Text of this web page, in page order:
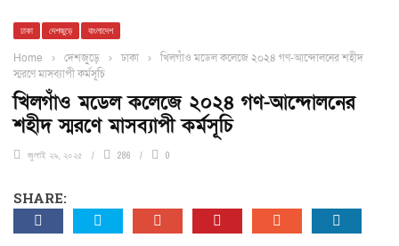
ঢাকা দেশজুড়ে বাংলাদেশ
Home › দেশজুড়ে › ঢাকা ›
খিলগাঁও মডেল কলেজে ২০২৪ গণ-আন্দোলনের শহীদ
স্মরণে মাসব্যাপী কর্মসূচি
খিলগাঁও মডেল কলেজে ২০২৪ গণ-আন্দোলনের
শহীদ স্মরণে মাসব্যাপী কর্মসূচি
জুলাই ২৯, ২০২৫ 286 0
SHARE: